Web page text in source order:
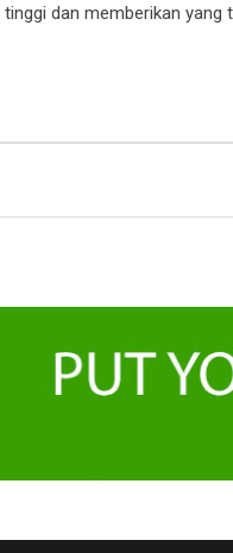
dan memberikan